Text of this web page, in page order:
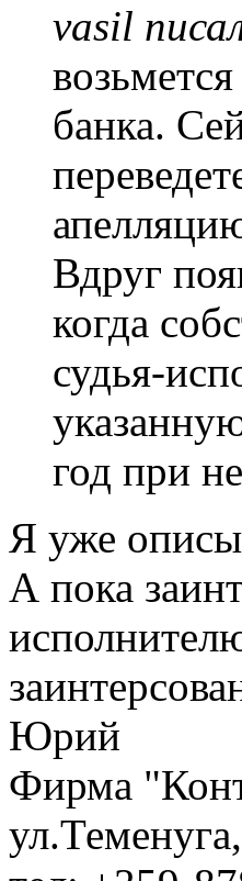
vasil
банка.
Вдруг
когда
судья-
год при
Я уже
А пока
Юрий
Фирма